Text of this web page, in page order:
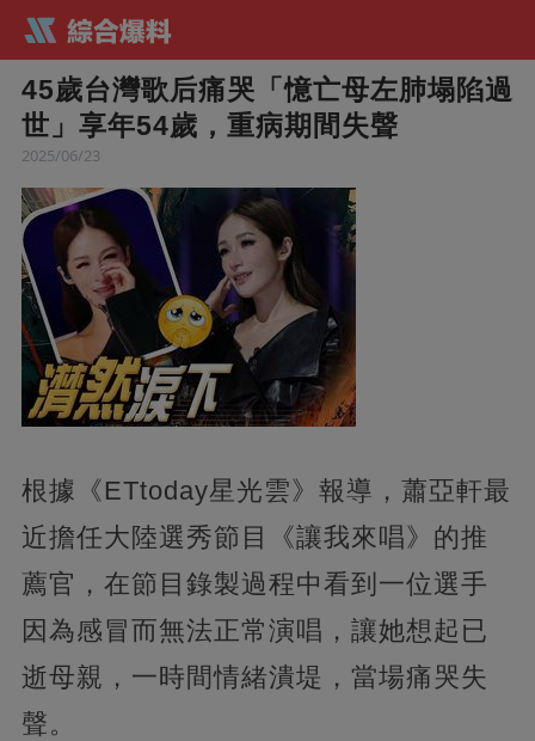
45歲台灣歌后痛哭「憶亡母左肺塌陷過
世」享年54歲，重病期間失聲
2025/06/23
根據《ETtoday星光雲》報導，蕭亞軒最
近擔任大陸選秀節目《讓我來唱》的推
薦官，在節目錄製過程中看到一位選手
因為感冒而無法正常演唱，讓她想起已
逝母親，一時間情緒潰堤，當場痛哭失
聲。